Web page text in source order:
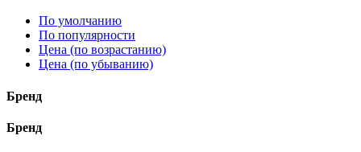
По умолчанию
По популярности
Цена (по возрастанию)
Цена (по убыванию)
Бренд
Бренд